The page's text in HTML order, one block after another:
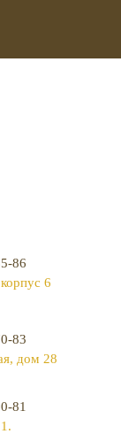
86
6
83
дом 28
81